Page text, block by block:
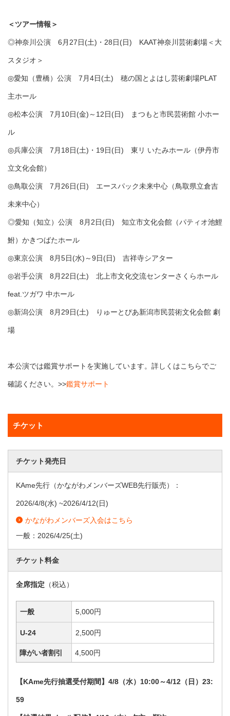
＜ツアー情報＞
◎神奈川公演 6月27日(土)・28日(日) KAAT神奈川芸術劇場＜大
スタジオ＞
◎愛知（豊橋）公演 7月4日(土) 穂の国とよはし芸術劇場PLAT
主ホール
◎松本公演 7月10日(金)～12日(日) まつもと市民芸術館 小ホー
ル
◎兵庫公演 7月18日(土)・19日(日) 東リ いたみホール（伊丹市
立文化会館）
◎鳥取公演 7月26日(日) エースパック未来中心（鳥取県立倉吉
未来中心）
◎愛知（知立）公演 8月2日(日) 知立市文化会館（パティオ池鯉
鮒）かきつばたホール
◎東京公演 8月5日(水)～9日(日) 吉祥寺シアター
◎岩手公演 8月22日(土) 北上市文化交流センターさくらホール
feat.ツガワ 中ホール
◎新潟公演 8月29日(土) りゅーとぴあ新潟市民芸術文化会館 劇
場
本公演では鑑賞サポートを実施しています。詳しくはこちらでご
確認ください。>>鑑賞サポート
チケット
チケット発売日
KAme先行（かながわメンバーズWEB先行販売）：
2026/4/8(水) ~2026/4/12(日)
かながわメンバーズ入会はこちら
一般： 2026/4/25(土)
チケット料金
全席指定 （税込）
一般 5,000円
U-24 2,500円
障がい者割引 4,500円
【KAme先行抽選受付期間】4/8（水）10:00～4/12（日）23:
59